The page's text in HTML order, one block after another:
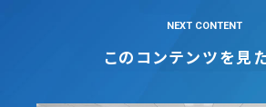
NEXT CONTENT
このコンテンツを見